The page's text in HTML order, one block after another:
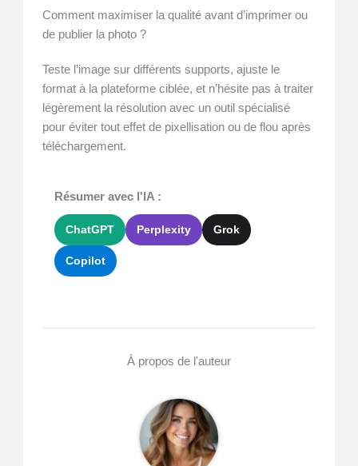
Comment maximiser la qualité avant d’imprimer ou
de publier la photo ?
Teste l’image sur différents supports, ajuste le
format à la plateforme ciblée, et n’hésite pas à traiter
légèrement la résolution avec un outil spécialisé
pour éviter tout effet de pixellisation ou de flou après
téléchargement.
Résumer avec l'IA :
ChatGPT Perplexity Grok
Copilot
À propos de l'auteur